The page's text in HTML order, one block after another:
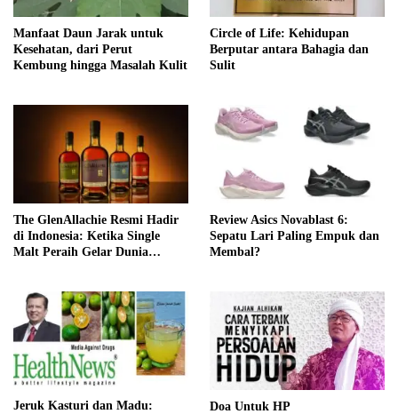
Manfaat Daun Jarak untuk
Kesehatan, dari Perut
Kembung hingga Masalah Kulit
Circle of Life: Kehidupan
Berputar antara Bahagia dan
Sulit
The GlenAllachie Resmi Hadir
di Indonesia: Ketika Single
Malt Peraih Gelar Dunia
Review Asics Novablast 6:
Sepatu Lari Paling Empuk dan
Membal?
Jeruk Kasturi dan Madu:
Doa Untuk HP